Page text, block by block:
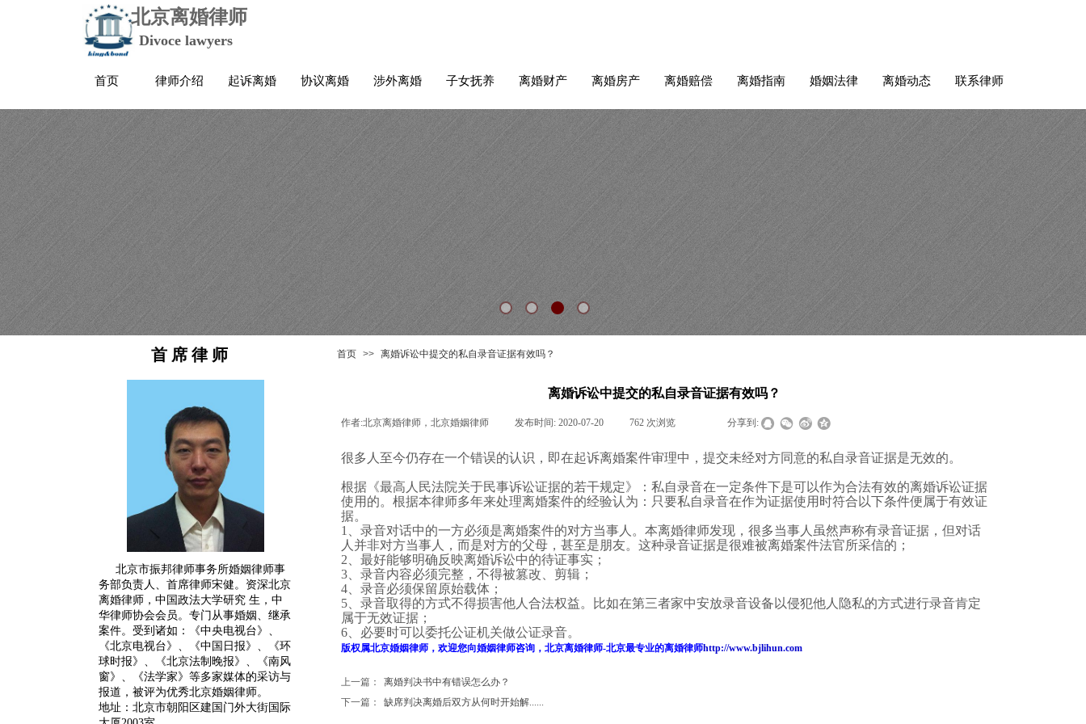
北京离婚律师
Divoce lawyers
首页 律师介绍 起诉离婚 协议离婚 涉外离婚 子女抚养 离婚财产 离婚房产 离婚赔偿 离婚指南 婚姻法律 离婚动态 联系律师
首 席 律 师 首页 >> 离婚诉讼中提交的私自录音证据有效吗？
离婚诉讼中提交的私自录音证据有效吗？
作者:北京离婚律师，北京婚姻律师 发布时间: 2020-07-20 762 次浏览 分享到:
很多人至今仍存在一个错误的认识，即在起诉离婚案件审理中，提交未经对方同意的私自录音证据是无效的。
根据《最高人民法院关于民事诉讼证据的若干规定》：私自录音在一定条件下是可以作为合法有效的离婚诉讼证据
使用的。根据本律师多年来处理离婚案件的经验认为：只要私自录音在作为证据使用时符合以下条件便属于有效证
据。
1
、录音对话中的一方必须是离婚案件的对方当事人。本离婚律师发现，很多当事人虽然声称有录音证据，但对话
人并非对方当事人，而是对方的父母，甚至是朋友。这种录音证据是很难被离婚案件法官所采信的；
2 、最好能够明确反映离婚诉讼中的待证事实；
3 、录音内容必须完整，不得被篡改、剪辑；
4 、录音必须保留原始载体；
5 、录音取得的方式不得损害他人合法权益。比如在第三者家中安放录音设备以侵犯他人隐私的方式进行录音肯定
属于无效证据；
6 、必要时可以委托公证机关做公证录音。
版权属北京婚姻律师 ，欢迎您向婚姻律师咨询， 北京离婚律师-北京最专业的离婚律师http://www.bjlihun.com
上一篇：
离婚判决书中有错误怎么办？
下一篇：
缺席判决离婚后双方从何时开始解......
北京市振邦律师事务所婚姻律师事
务部负责人、首席律师宋健。 资深北京
离婚律师 ，中国政法大学研究 生，中
华律师协会会员。专门从事婚姻、继承
案件。受到诸如：《中央电视台》、
《北京电视台》、《中国日报》、《环
球时报》、《北京法制晚报》、《南风
窗》、《法学家》等多家媒体的采访与
报道，被评为优秀北京婚姻律师。
地址：北京市朝阳区建国门外大街国际